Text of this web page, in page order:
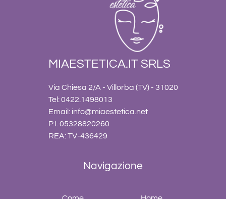
MIAESTETICA.IT SRLS
Via Chiesa 2/A - Villorba (TV) - 31020
Tel: 0422.1498013
Email: info@miaestetica.net
P.I. 05328820260
REA: TV-436429
Navigazione